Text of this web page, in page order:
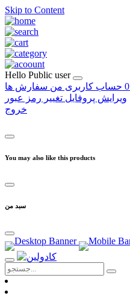
Skip to Content
Hello Public user
0 حساب کاربری من سفارش ها
ویرایش پروفایل تغییر رمز عبور
خروج
You may also like this products
سبد من